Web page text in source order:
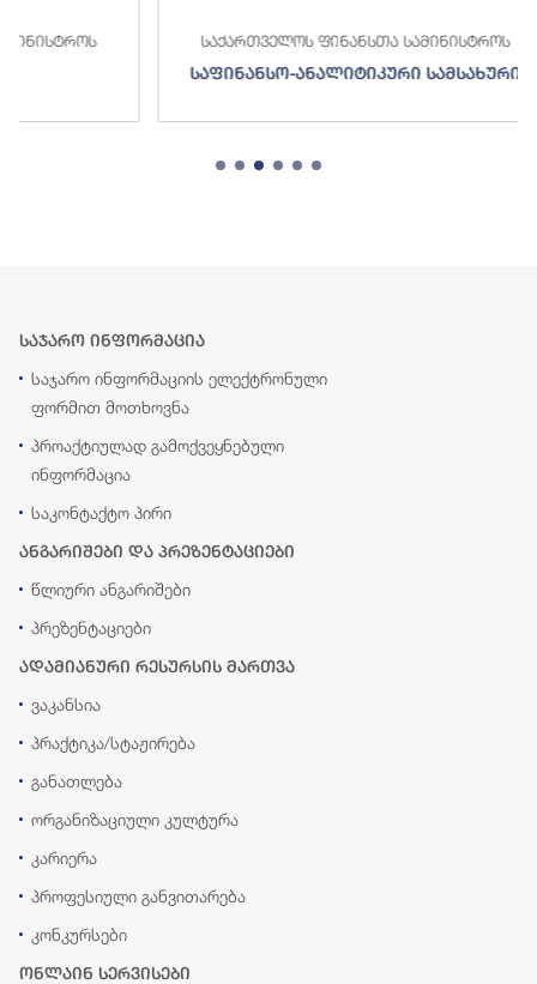
საქართველოს ფინანსთა სამინისტროს
საფინანსო-ანალიტიკური სამსახური
საჯარო ინფორმაცია
საჯარო ინფორმაციის ელექტრონული
ფორმით მოთხოვნა
პროაქტიულად გამოქვეყნებული
ინფორმაცია
საკონტაქტო პირი
ანგარიშები და პრეზენტაციები
წლიური ანგარიშები
პრეზენტაციები
ადამიანური რესურსის მართვა
ვაკანსია
პრაქტიკა/სტაჟირება
განათლება
ორგანიზაციული კულტურა
კარიერა
პროფესიული განვითარება
კონკურსები
ონლაინ სერვისები